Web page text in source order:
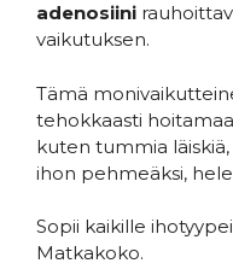
adenosiini
vaikutuksen.
Tämä
tehokkaasti
kuten tummia
ihon pehmeäksi,
Sopii kaikille
Matkakoko.